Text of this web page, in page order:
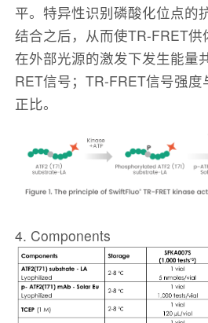
平。特异性识别磷酸化位点的
结合之后，从而使TR-FRET供
在外部光源的激发下发生能量
RET信号；TR-FRET信号强
正比。
4. Components